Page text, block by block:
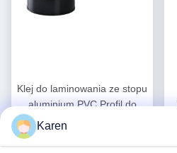
Klej do laminowania ze stopu
aluminium PVC Profil do
owijania klejem topliwym
Karen